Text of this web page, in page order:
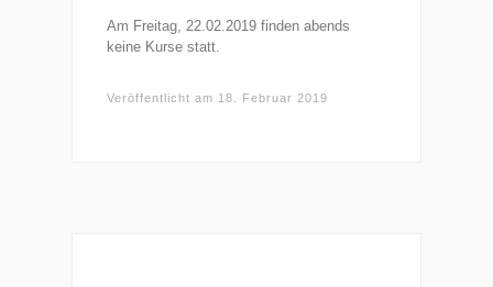
Am Freitag, 22.02.2019 finden abends
keine Kurse statt.
Veröffentlicht am 18. Februar 2019